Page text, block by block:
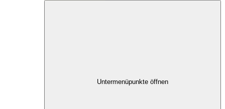
Untermenüpunkte öffnen